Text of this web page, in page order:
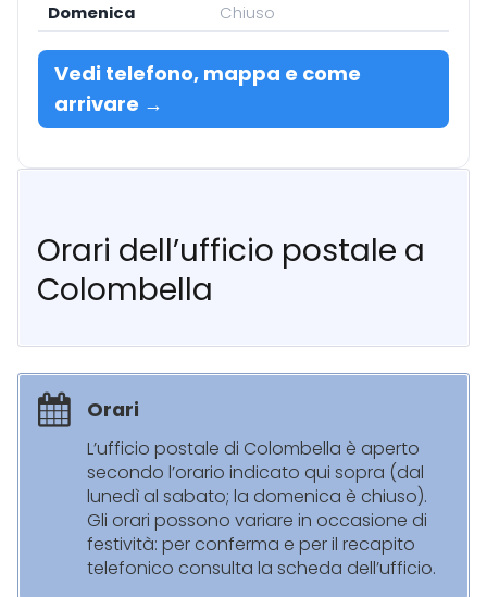
Domenica
Chiuso
Vedi telefono, mappa e come
arrivare →
Orari dell’ufficio postale a
Colombella
Orari
L’ufficio postale di Colombella è aperto
secondo l’orario indicato qui sopra (dal
lunedì al sabato; la domenica è chiuso).
Gli orari possono variare in occasione di
festività: per conferma e per il recapito
telefonico consulta la scheda dell’ufficio.